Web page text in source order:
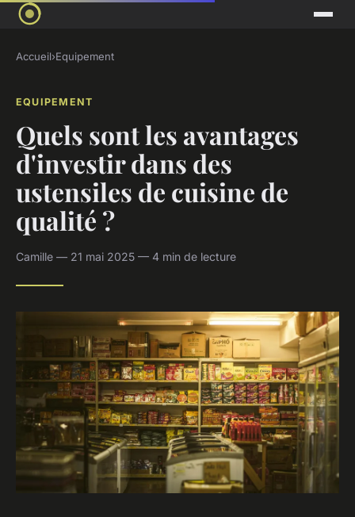
Accueil›Equipement
EQUIPEMENT
Quels sont les avantages
d'investir dans des
ustensiles de cuisine de
qualité ?
Camille — 21 mai 2025 — 4 min de lecture